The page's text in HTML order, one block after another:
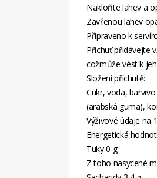
Nakloňte lahev a
Zavřenou lahev
Připraveno k
Příchuť přidávejte
cožmůže vést k
Složení příchutě:
Cukr, voda,
(arabská guma),
Výživové údaje na
Energetická
Tuky 0 g
Z toho nasycené